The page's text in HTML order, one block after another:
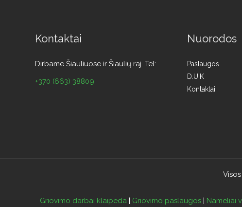
Kontaktai
Dirbame Šiauliuose ir Šiaulių raj. Tel:
+370 (663) 38809
Nuorodos
Paslaugos
D.U.K
Kontaktai
Griovimo darbai klaipeda Griovimo paslaugos Nameliai